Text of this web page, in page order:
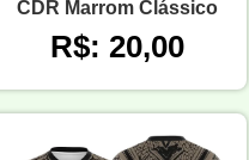
CDR Marrom Clássico
R$: 20,00